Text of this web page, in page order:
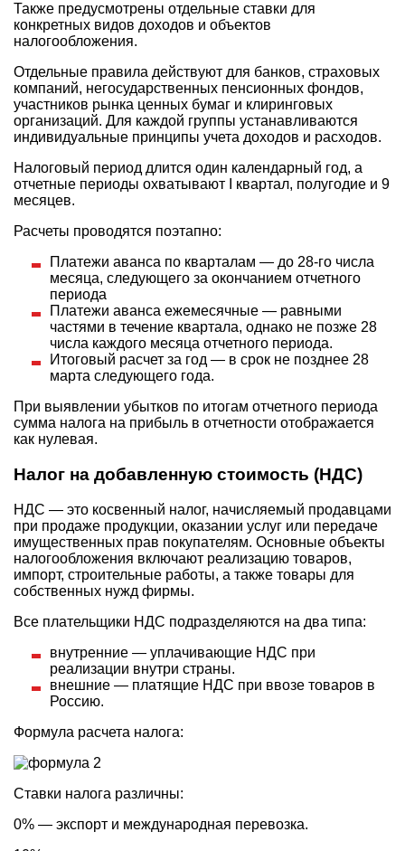
Также предусмотрены отдельные ставки для
конкретных видов доходов и объектов
налогообложения.
Отдельные правила действуют для банков, страховых
компаний, негосударственных пенсионных фондов,
участников рынка ценных бумаг и клиринговых
организаций. Для каждой группы устанавливаются
индивидуальные принципы учета доходов и расходов.
Налоговый период длится один календарный год, а
отчетные периоды охватывают I квартал, полугодие и 9
месяцев.
Расчеты проводятся поэтапно:
Платежи аванса по кварталам — до 28-го числа
месяца, следующего за окончанием отчетного
периода
Платежи аванса ежемесячные — равными
частями в течение квартала, однако не позже 28
числа каждого месяца отчетного периода.
Итоговый расчет за год — в срок не позднее 28
марта следующего года.
При выявлении убытков по итогам отчетного периода
сумма налога на прибыль в отчетности отображается
как нулевая.
Налог на добавленную стоимость (НДС)
НДС — это косвенный налог, начисляемый продавцами
при продаже продукции, оказании услуг или передаче
имущественных прав покупателям. Основные объекты
налогообложения включают реализацию товаров,
импорт, строительные работы, а также товары для
собственных нужд фирмы.
Все плательщики НДС подразделяются на два типа:
внутренние — уплачивающие НДС при
реализации внутри страны.
внешние — платящие НДС при ввозе товаров в
Россию.
Формула расчета налога:
Ставки налога различны:
0% — экспорт и международная перевозка.